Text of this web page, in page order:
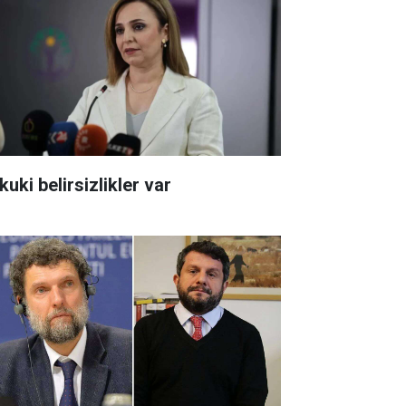
belirsizlikler var